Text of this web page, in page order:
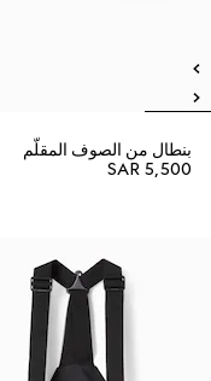
بنطال من الصوف المقلّم
SAR 5,500